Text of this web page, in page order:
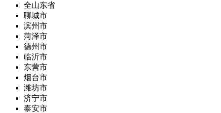
全山东省
聊城市
滨州市
菏泽市
德州市
临沂市
东营市
烟台市
潍坊市
济宁市
泰安市